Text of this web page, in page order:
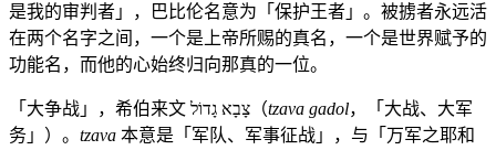
是我的审判者」，巴比伦名意为「保护王者」。被掳者永远活
在两个名字之间，一个是上帝所赐的真名，一个是世界赋予的
功能名，而他的心始终归向那真的一位。
「大争战」，希伯来文 צָבָא גָדוֹל（tzava gadol，「大战、大军
务」）。 tzava 本意是「军队、军事征战」，与「万军之耶和